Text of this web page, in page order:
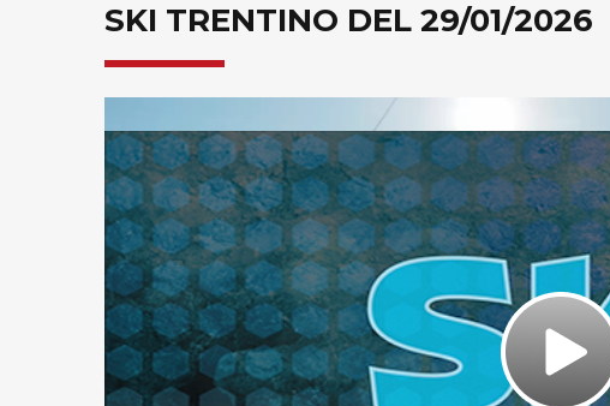
SKI TRENTINO DEL 29/01/2026
Play